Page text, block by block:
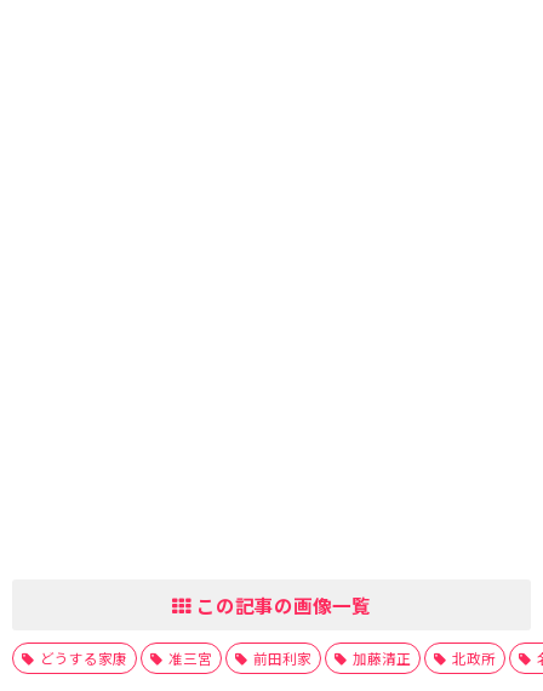
この記事の画像一覧
どうする家康 准三宮 前田利家 加藤清正 北政所